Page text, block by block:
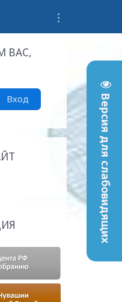
Версия для слабовидящих
ВАС,
Вход